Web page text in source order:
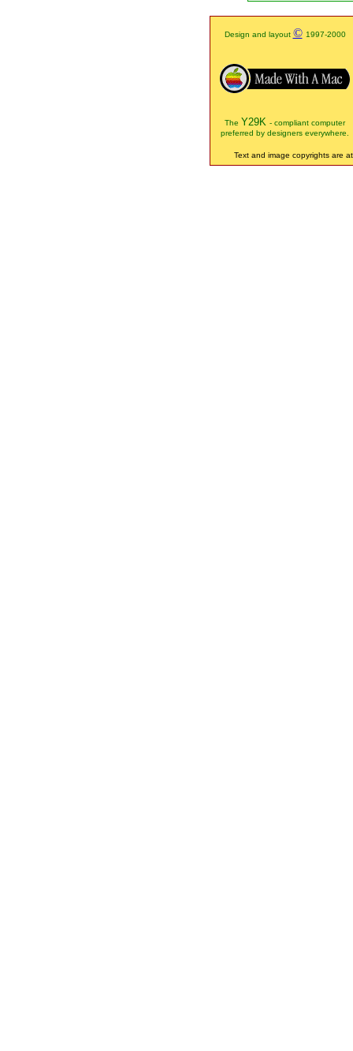
Design and layout © 1997-2000
The Y29K - compliant computer
preferred by designers everywhere.
Text and image copyrights are